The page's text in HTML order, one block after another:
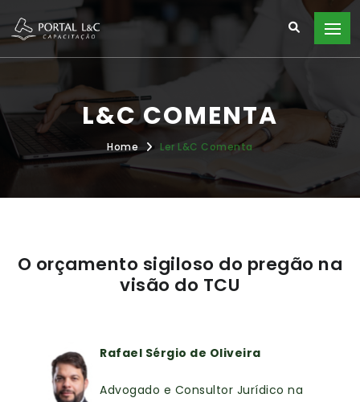
L&C COMENTA
Home Ler L&C Comenta
O orçamento sigiloso do pregão na
visão do TCU
Rafael Sérgio de Oliveira
Advogado e Consultor Jurídico na